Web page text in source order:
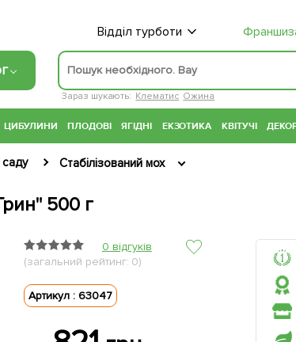
Відділ турботи
Зараз шукають: Клематис Ожина
ЦИБУЛИНИ ПЛОДОВІ ЯГІДНІ ЕКЗОТИКА КВІТУЧІ
Стабілізований мох
500 г
0 відгуків
(загальний рейтинг: 0)
Артикул : 63047